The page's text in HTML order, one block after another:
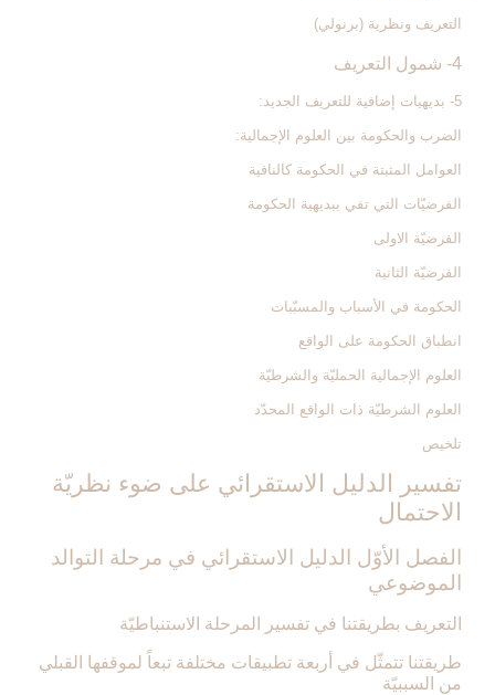
التعريف ونظرية (برنولي)
4- شمول التعريف
5- بديهيات إضافية للتعريف الجديد:
الضرب والحكومة بين العلوم الإجمالية:
العوامل المثبتة في الحكومة كالنافية
الفرضيّات التي تفي ببديهية الحكومة
الفرضيّة الاولى
الفرضيّة الثانية
الحكومة في الأسباب والمسبّبات
انطباق الحكومة على الواقع
العلوم الإجمالية الحمليّة والشرطيّة
العلوم الشرطيّة ذات الواقع المحدّد
تلخيص
تفسير الدليل الاستقرائي على ضوء نظريّة
الاحتمال‏
الفصل الأوّل الدليل الاستقرائي في مرحلة التوالد
الموضوعي‏
التعريف بطريقتنا في تفسير المرحلة الاستنباطيّة
طريقتنا تتمثّل في أربعة تطبيقات مختلفة تبعاً لموقفها القبلي
من السببيّة